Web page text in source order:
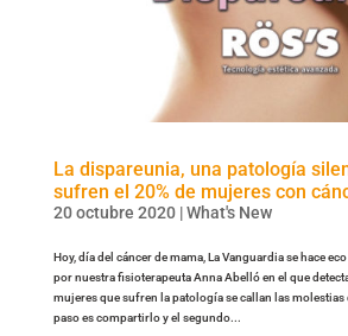
La dispareunia, una patología
sufren el 20% de mujeres con
20 octubre 2020|What's New
Hoy, día del cáncer de mama, La Vanguardia se hace
por nuestra fisioterapeuta Anna Abelló en el que
mujeres que sufren la patología se callan las molestias
paso es compartirlo y el segundo...